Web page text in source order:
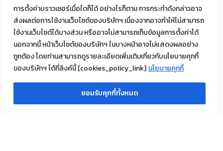
การตั้งค่าบราวเซอร์เมื่อใดก็ได้ อย่างไรก็ตาม การกระทำดังกล่าวอาจ
ส่งผลต่อการใช้งานเว็บไซต์ของบริษัทฯ เนื่องจากอาจทำให้ไม่สามารถ
ใช้งานเว็บไซต์ได้บางส่วน หรืออาจไม่สามารถเก็บข้อมูลการตั้งค่าได้
นอกจากนี้ หน้าเว็บไซต์ของบริษัทฯ ในบางหน้าอาจไม่แสดงผลอย่าง
ถูกต้อง โดยท่านสามารถดูรายละเอียดเพิ่มเติมเกี่ยวกับนโยบายคุกกี้
ของบริษัทฯ ได้ที่ลิงค์นี้ [cookies_policy_link] นโยบายคุกกี้
ยอมรับคุกกี้ทั้งหมด
2024” ระดับทอง
โล่ประกาศเกียรติคุณสถานประกอบการ
ต้นแบบการลดการประสบอันตราย
เนื่องจากการทำงาน